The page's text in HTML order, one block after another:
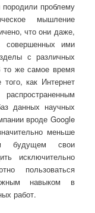
проблему
мышление
что они даже,
совершенных ими
с различных
то же самое время
как Интернет
данных научных
вроде Google
меньше
будущем свои
исключительно
пользоваться
навыком в
работ.